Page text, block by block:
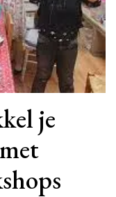
je